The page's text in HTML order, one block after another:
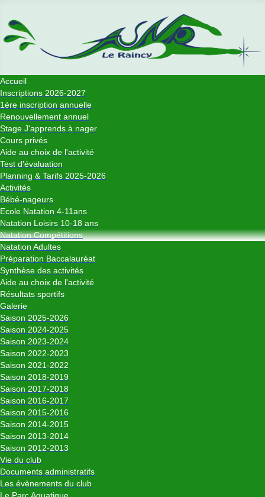
Accueil
Inscriptions 2026-2027
1ère inscription annuelle
Renouvellement annuel
Stage J'apprends à nager
Cours privés
Aide au choix de l'activité
Test d'évaluation
Planning & Tarifs 2025-2026
Activités
Bébé-nageurs
Ecole Natation 4-11ans
Natation Loisirs 10-18 ans
Natation Compétitions
Natation Adultes
Préparation Baccalauréat
Synthèse des activités
Aide au choix de l'activité
Résultats sportifs
Galerie
Saison 2025-2026
Saison 2024-2025
Saison 2023-2024
Saison 2022-2023
Saison 2021-2022
Saison 2018-2019
Saison 2017-2018
Saison 2016-2017
Saison 2015-2016
Saison 2014-2015
Saison 2013-2014
Saison 2012-2013
Vie du club
Documents administratifs
Les évènements du club
Le Parc Aquatique